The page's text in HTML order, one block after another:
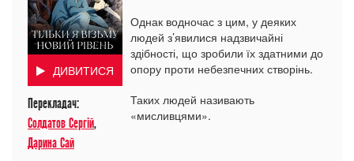
ДИВИТИСЯ
Перекладач:
Солдатов Сергій,
Дарина Сай
Однак водночас з цим, у деяких
людей з’явилися надзвичайні
здібності, що зробили їх здатними до
опору проти небезпечних створінь.
Таких людей називають
«мисливцями».